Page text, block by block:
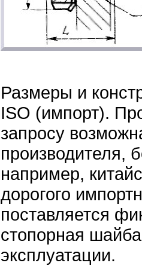
Размеры и
ISO (импорт).
запросу
производителя,
например,
дорогого
поставляется
стопорная
эксплуатации.